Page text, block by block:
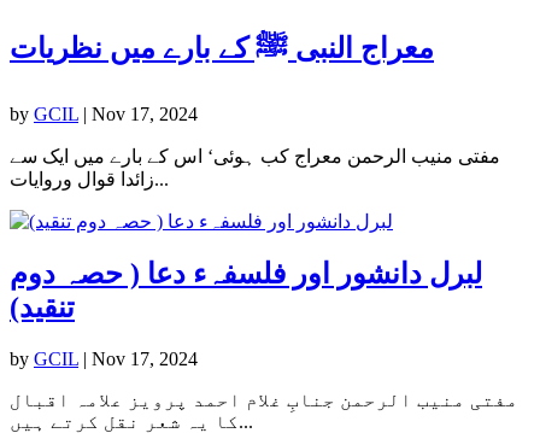
معراج النبی ﷺ کے بارے میں نظریات
by GCIL | Nov 17, 2024
مفتی منیب الرحمن معراج کب ہوئی‘ اس کے بارے میں ایک سے
زائدا قوال وروایات...
لبرل دانشور اور فلسفہء دعا ( حصہ دوم
تنقید)
by GCIL | Nov 17, 2024
مفتی منیب الرحمن جنابِ غلام احمد پرویز علامہ اقبال
کا یہ شعر نقل کرتے ہیں...